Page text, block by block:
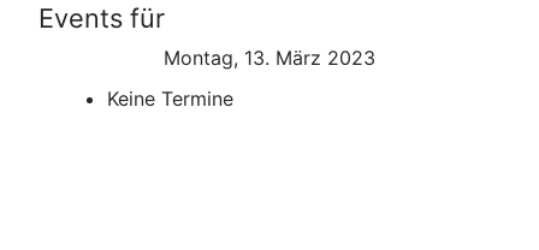
Events für
Montag, 13. März 2023
Keine Termine